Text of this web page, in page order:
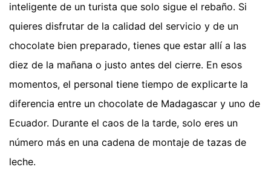
inteligente de un turista que solo sigue el rebaño. Si
quieres disfrutar de la calidad del servicio y de un
chocolate bien preparado, tienes que estar allí a las
diez de la mañana o justo antes del cierre. En esos
momentos, el personal tiene tiempo de explicarte la
diferencia entre un chocolate de Madagascar y uno de
Ecuador. Durante el caos de la tarde, solo eres un
número más en una cadena de montaje de tazas de
leche.